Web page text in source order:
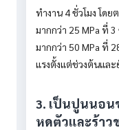
ทำงาน 4 ชั่วโมง โดย
มากกว่า 25 MPa ที่
มากกว่า 50 MPa ที่
แรงตั้งแต่ช่วงต้นแล
3. เป็นปูนนอน
หดตัวและร้า